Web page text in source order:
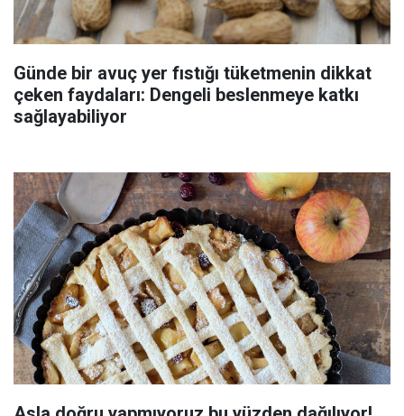
Günde bir avuç yer fıstığı tüketmenin dikkat
çeken faydaları: Dengeli beslenmeye katkı
sağlayabiliyor